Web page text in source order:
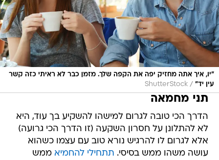
"יו, איך אתה מחזיק יפה את הקפה שלך. מזמן כבר לא ראיתי כזה קשר
עין יד" /
ShutterStock
תני מחמאה
הדרך הכי טובה לגרום למישהו להשקיע בך עוד, היא
לא להתלונן על חסרון השקעה (זו הדרך הכי גרועה)
אלא לגרום לו להרגיש נורא טוב עם עצמו כשהוא
עושה משהו ממש בסיסי. תתחילי להחמיא ממש